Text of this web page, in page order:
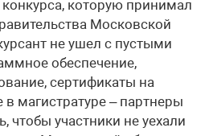
которую принимал
Московской
не ушел с пустыми
обеспечение,
сертификаты на
магистратуре – партнеры
чтобы участники не уехали